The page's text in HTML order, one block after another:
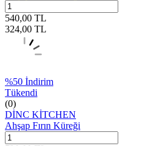
540,00 TL
324,00 TL
%50 İndirim
Tükendi
(0)
DİNC KİTCHEN
Ahşap Fırın Küreği